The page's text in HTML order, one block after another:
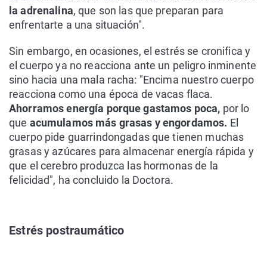
la adrenalina, que son las que preparan para
enfrentarte a una situación".
Sin embargo, en ocasiones, el estrés se cronifica y
el cuerpo ya no reacciona ante un peligro inminente
sino hacia una mala racha: "Encima nuestro cuerpo
reacciona como una época de vacas flaca.
Ahorramos energía porque gastamos poca, por lo
que acumulamos más grasas y engordamos. El
cuerpo pide guarrindongadas que tienen muchas
grasas y azúcares para almacenar energía rápida y
que el cerebro produzca las hormonas de la
felicidad", ha concluido la Doctora.
Estrés postraumático